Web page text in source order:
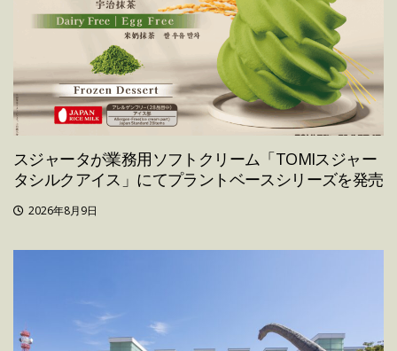
スジャータが業務用ソフトクリーム「TOMIスジャー
タシルクアイス」にてプラントベースシリーズを発売
2026年8月9日